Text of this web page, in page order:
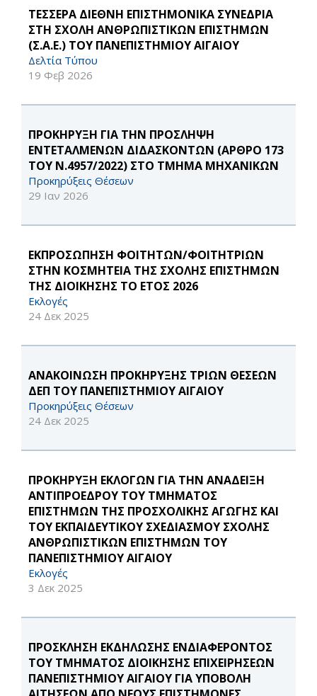
ΤΕΣΣΕΡΑ ΔΙΕΘΝΗ ΕΠΙΣΤΗΜΟΝΙΚΑ ΣΥΝΕΔΡΙΑ
ΣΤΗ ΣΧΟΛΗ ΑΝΘΡΩΠΙΣΤΙΚΩΝ ΕΠΙΣΤΗΜΩΝ
(Σ.Α.Ε.) ΤΟΥ ΠΑΝΕΠΙΣΤΗΜΙΟΥ ΑΙΓΑΙΟΥ
Δελτία Τύπου
19 Φεβ 2026
ΠΡΟΚΗΡΥΞΗ ΓΙΑ ΤΗΝ ΠΡΟΣΛΗΨΗ
ΕΝΤΕΤΑΛΜΕΝΩΝ ΔΙΔΑΣΚΟΝΤΩΝ (ΑΡΘΡΟ 173
ΤΟΥ Ν.4957/2022) ΣΤΟ ΤΜΗΜΑ ΜΗΧΑΝΙΚΩΝ
Προκηρύξεις Θέσεων
29 Ιαν 2026
ΕΚΠΡΟΣΩΠΗΣΗ ΦΟΙΤΗΤΩΝ/ΦΟΙΤΗΤΡΙΩΝ
ΣΤΗΝ ΚΟΣΜΗΤΕΙΑ ΤΗΣ ΣΧΟΛΗΣ ΕΠΙΣΤΗΜΩΝ
ΤΗΣ ΔΙΟΙΚΗΣΗΣ ΤΟ ΕΤΟΣ 2026
Εκλογές
24 Δεκ 2025
ΑΝΑΚΟΙΝΩΣΗ ΠΡΟΚΗΡΥΞΗΣ ΤΡΙΩΝ ΘΕΣΕΩΝ
ΔΕΠ ΤΟΥ ΠΑΝΕΠΙΣΤΗΜΙΟΥ ΑΙΓΑΙΟΥ
Προκηρύξεις Θέσεων
24 Δεκ 2025
ΠΡΟΚΗΡΥΞΗ ΕΚΛΟΓΩΝ ΓΙΑ ΤΗΝ ΑΝΑΔΕΙΞΗ
ΑΝΤΙΠΡΟΕΔΡΟΥ ΤΟΥ ΤΜΗΜΑΤΟΣ
ΕΠΙΣΤΗΜΩΝ ΤΗΣ ΠΡΟΣΧΟΛΙΚΗΣ ΑΓΩΓΗΣ ΚΑΙ
ΤΟΥ ΕΚΠΑΙΔΕΥΤΙΚΟΥ ΣΧΕΔΙΑΣΜΟΥ ΣΧΟΛΗΣ
ΑΝΘΡΩΠΙΣΤΙΚΩΝ ΕΠΙΣΤΗΜΩΝ ΤΟΥ
ΠΑΝΕΠΙΣΤΗΜΙΟΥ ΑΙΓΑΙΟΥ
Εκλογές
3 Δεκ 2025
ΠΡΟΣΚΛΗΣΗ ΕΚΔΗΛΩΣΗΣ ΕΝΔΙΑΦΕΡΟΝΤΟΣ
ΤΟΥ ΤΜΗΜΑΤΟΣ ΔΙΟΙΚΗΣΗΣ ΕΠΙΧΕΙΡΗΣΕΩΝ
ΠΑΝΕΠΙΣΤΗΜΙΟΥ ΑΙΓΑΙΟΥ ΓΙΑ ΥΠΟΒΟΛΗ